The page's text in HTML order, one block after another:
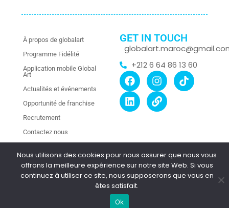
À propos de globalart
Programme Fidélité
Application mobile Global
Art
Actualités et événements
Opportunité de franchise
Recrutement
Contactez nous
GET IN TOUCH
+212 6 64 86 13 60
Copyright © 2025 Global Art Morocco.
All Rights Reserved. | Site by At Nine Creation
Nous utilisons des cookies pour nous assurer que nous vous
offrons la meilleure expérience sur notre site Web. Si vous
continuez à utiliser ce site, nous supposerons que vous en
êtes satisfait.
Ok